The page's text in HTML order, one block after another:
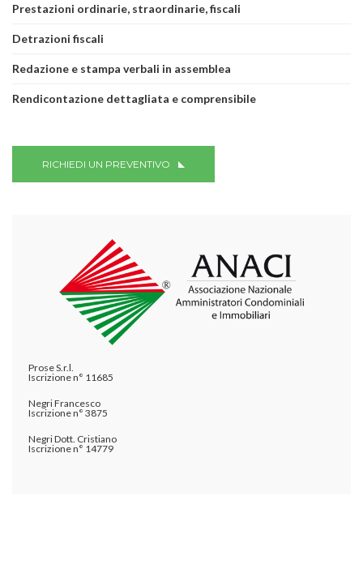
Prestazioni ordinarie, straordinarie, fiscali
Detrazioni fiscali
Redazione e stampa verbali in assemblea
Rendicontazione dettagliata e comprensibile
RICHIEDI UN PREVENTIVO
Prose S.r.l.
Iscrizione n° 11685
Negri Francesco
Iscrizione n° 3875
Negri Dott. Cristiano
Iscrizione n° 14779